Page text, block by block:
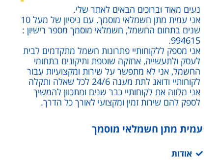
נעים מאוד וברוכים הבאים לאתר שלי.
אני עמית מתן חשמלאי מוסמך, עם ניסיון של מעל 10
שנים בתחום החשמל, חשמלאי מוסמך מספר רישיון :
994615.
אני מספק ללקוחותיי פתרונות חשמל מתקדמים לבית
לעסק ולתעשייה, אחזקה שוטפת ותיקונים בתחומי
החשמל, אני לא מתפשר על שירות ומקצועיות עבור
לקוחותיי ודואג לתת מענה 24/6 לכל שאלה ותקלה
אני מלווה את לקוחותיי כבר שנים ומתכוון להמשיך
לספק להם שירות זמין ומקצועי לאורך כל הדרך.
עמית מתן חשמלאי מוסמך
אודות